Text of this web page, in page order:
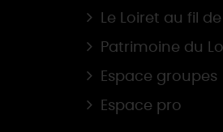
Le Loiret au fil
Patrimoine du
Espace groupes
Espace pro